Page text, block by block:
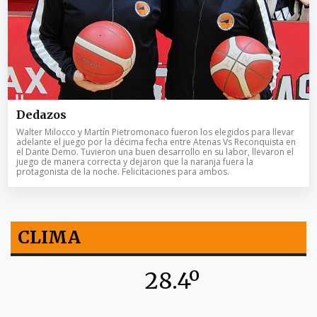
Dedazos
Walter Milocco y Martín Pietromonaco fueron los elegidos para llevar
adelante el juego por la décima fecha entre Atenas Vs Reconquista en
el Dante Demo. Tuvieron una buen desarrollo en su labor, llevaron el
juego de manera correcta y dejaron que la naranja fuera la
protagonista de la noche. Felicitaciones para ambos.
CLIMA
28.4º